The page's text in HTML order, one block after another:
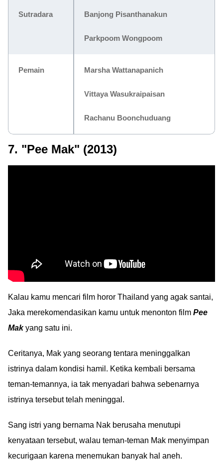
Sutradara Banjong Pisanthanakun
Parkpoom Wongpoom
Pemain Marsha Wattanapanich
Vittaya Wasukraipaisan
Rachanu Boonchuduang
7. "Pee Mak" (2013)
Kalau kamu mencari film horor Thailand yang agak santai,
Jaka merekomendasikan kamu untuk menonton film Pee
Makyang satu ini.
Ceritanya, Mak yang seorang tentara meninggalkan
istrinya dalam kondisi hamil. Ketika kembali bersama
teman-temannya, ia tak menyadari bahwa sebenarnya
istrinya tersebut telah meninggal.
Sang istri yang bernama Nak berusaha menutupi
kenyataan tersebut, walau teman-teman Mak menyimpan
kecurigaan karena menemukan banyak hal aneh.